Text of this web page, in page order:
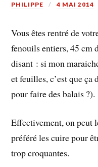
PHILIPPE 4 MAI 2014
Vous êtes rentré de
fenouils entiers, 45 cm
disant : si mon
et feuilles, c’est que ça
pour faire des balais ?).
Effectivement, on peut
préféré les cuire pour
trop croquantes.